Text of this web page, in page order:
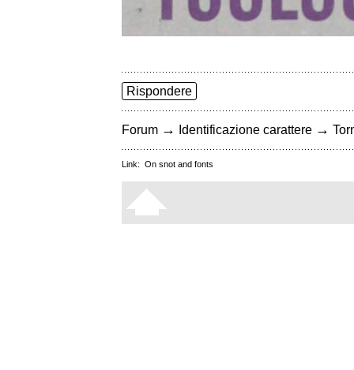
Rispondere
Forum → Identificazione carattere →
Link: On snot and fonts